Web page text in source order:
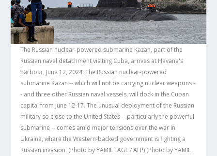
The Russian nuclear-powered submarine Kazan, part of the
Russian naval detachment visiting Cuba, arrives at Havana's
harbour, June 12, 2024. The Russian nuclear-powered
submarine Kazan -- which will not be carrying nuclear weapons -
- and three other Russian naval vessels, will dock in the Cuban
capital from June 12-17. The unusual deployment of the Russian
military so close to the United States -- particularly the powerful
submarine -- comes amid major tensions over the war in
Ukraine, where the Western-backed government is fighting a
Russian invasion. (Photo by YAMIL LAGE / AFP) (Photo by YAMIL